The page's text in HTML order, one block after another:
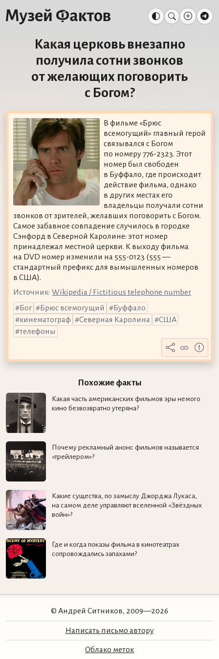
Какая церковь внезапно
получила сотни звонков
от желающих поговорить
с Богом?
В фильме «Брюс
всемогущий» главный герой
связывался с Богом
по номеру 776-2323. Этот
номер был свободен
в Буффало, где происходит
действие фильма, однако
в других местах его
владельцы получали сотни
звонков от зрителей, желавших поговорить с Богом.
Самое забавное совпадение случилось в городке
Сэнфорд в Северной Каролине: этот номер
принадлежал местной церкви. К выходу фильма
на DVD номер изменили на 555-0123 (555 —
стандартный префикс для вымышленных номеров
в США).
Источник: Wikipedia / Fictitious telephone number
Бог
Брюс всемогущий
Буффало
кинематограф
Северная Каролина
США
телефоны
Похожие факты
Какая часть американских фильмов эры немого
кино безвозвратно утеряна?
Почему рекламный анонс фильмов называется
«трейлером»?
Какие существа, по замыслу Джорджа Лукаса,
на самом деле управляют вселенной «Звёздных
войн»?
Где и когда показы фильма в кинотеатрах
сопровождались запахами?
© Андрей Ситников, 2009—2026
Написать письмо автору
Облако меток